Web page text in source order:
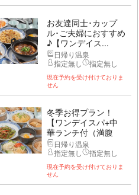
お友達同士･カップ
ル･ご夫婦におすすめ
♪【ワンデイス...
日帰り温泉
指定無し
指定無し
現在予約を受け付けておりま
せん
冬季お得プラン！
【ワンデイスパ+中
華ランチ付（満腹
コ...日帰り温泉
指定無し
指定無し
現在予約を受け付けておりま
せん